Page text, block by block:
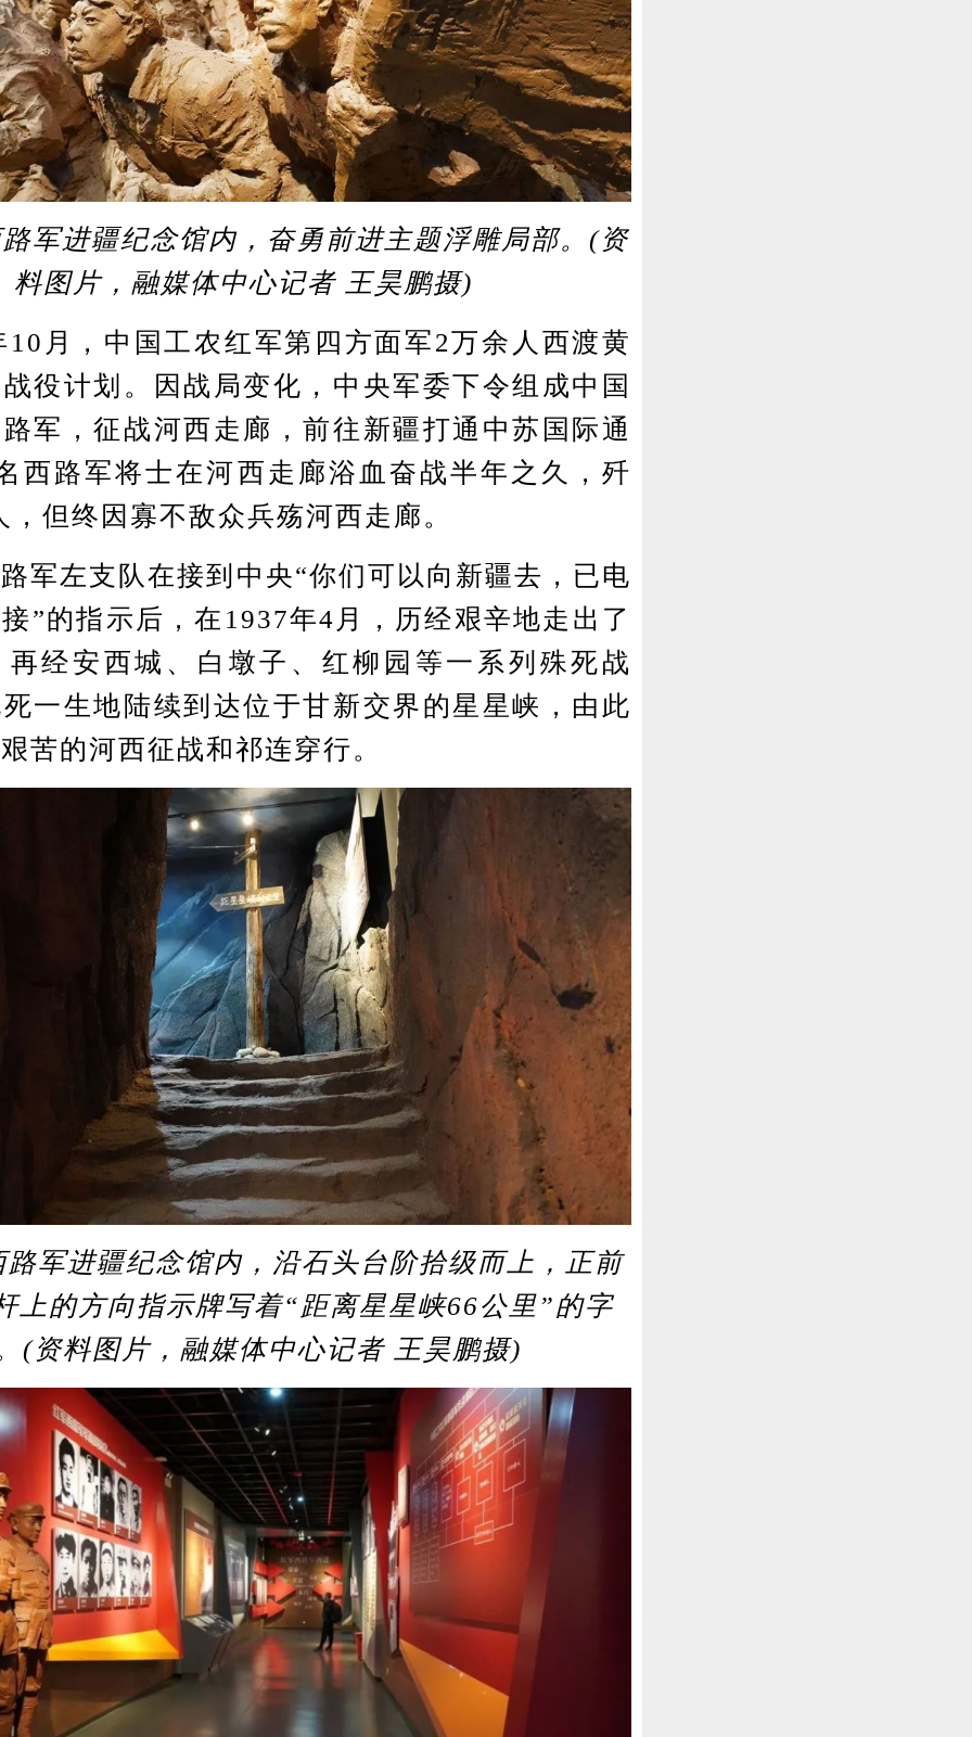
进疆纪念馆内，奋勇前进主题浮雕局部。(资
料图片，融媒体中心记者 王昊鹏摄)
，中国工农红军第四方面军2万余人西渡黄
役计划。因战局变化，中央军委下令组成中国
军，征战河西走廊，前往新疆打通中苏国际通
西路军将士在河西走廊浴血奋战半年之久，歼
，但终因寡不敌众兵殇河西走廊。
左支队在接到中央“你们可以向新疆去，已电
”的指示后，在1937年4月，历经艰辛地走出了
再经安西城、白墩子、红柳园等一系列殊死战
一生地陆续到达位于甘新交界的星星峡，由此
苦的河西征战和祁连穿行。
进疆纪念馆内，沿石头台阶拾级而上，正前
上的方向指示牌写着“距离星星峡66公里”的字
(资料图片，融媒体中心记者 王昊鹏摄)